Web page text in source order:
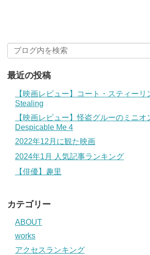
最近の投稿
【映画レビュー】コート・スティー
Stealing
【映画レビュー】怪盗グルーのミニオ
Despicable Me 4
2022年12月に観た映画
2024年1月 人気記事ランキング
【俳優】趣里
カテゴリー
ABOUT
works
アクセスランキング